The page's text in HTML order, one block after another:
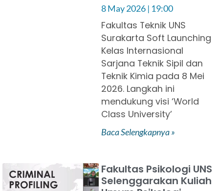
8 May 2026 19:00
Fakultas Teknik UNS
Surakarta Soft Launching
Kelas Internasional
Sarjana Teknik Sipil dan
Teknik Kimia pada 8 Mei
2026. Langkah ini
mendukung visi ‘World
Class University’
Baca Selengkapnya »
Fakultas Psikologi UNS
Selenggarakan Kuliah